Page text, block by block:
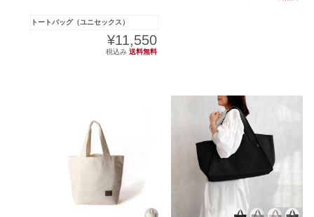
トートバッグ（ユニセックス）
¥11,550
税込み 送料無料